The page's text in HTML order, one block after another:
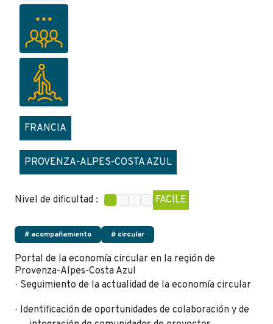
FRANCIA
PROVENZA-ALPES-COSTA AZUL
Nivel de dificultad : FACILE
# acompañamiento # circular
Portal de la economía circular en la región de
Provenza-Alpes-Costa Azul
· Seguimiento de la actualidad de la economía circular
· Identificación de oportunidades de colaboración y de